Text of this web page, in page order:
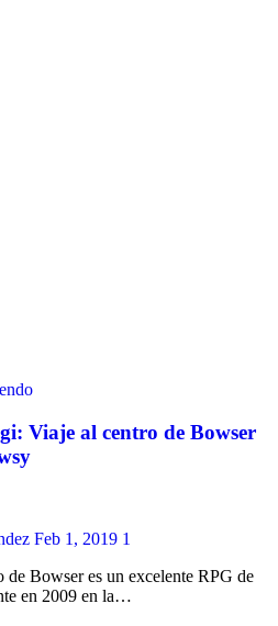
Viaje al centro de Bowser
Feb 1, 2019 1
Bowser es un excelente RPG de
en 2009 en la…